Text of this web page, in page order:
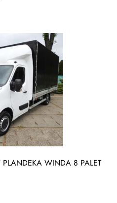
PLANDEKA WINDA 8 PALET